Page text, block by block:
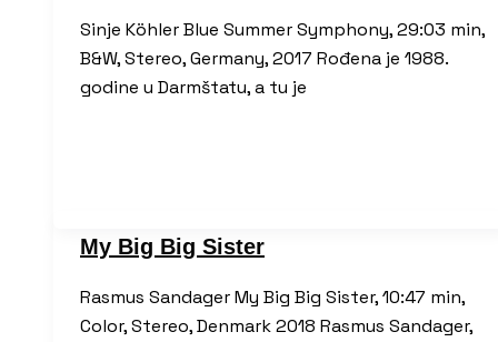
Sinje Köhler Blue Summer Symphony, 29:03 min,
B&W, Stereo, Germany, 2017 Rođena je 1988.
godine u Darmštatu, a tu je
My Big Big Sister
Rasmus Sandager My Big Big Sister, 10:47 min,
Color, Stereo, Denmark 2018 Rasmus Sandager,